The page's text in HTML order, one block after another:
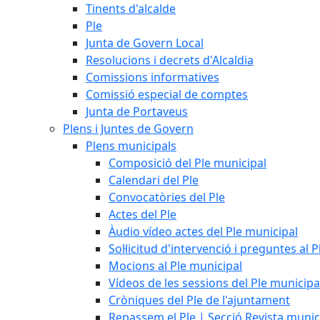
Tinents d'alcalde
Ple
Junta de Govern Local
Resolucions i decrets d'Alcaldia
Comissions informatives
Comissió especial de comptes
Junta de Portaveus
Plens i Juntes de Govern
Plens municipals
Composició del Ple municipal
Calendari del Ple
Convocatòries del Ple
Actes del Ple
Àudio vídeo actes del Ple municipal
Sol·licitud d'intervenció i preguntes al
Mocions al Ple municipal
Vídeos de les sessions del Ple
Cròniques del Ple de l'ajuntament